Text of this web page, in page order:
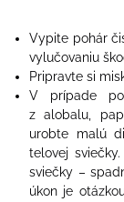
Vypite pohár
vylučovaniu
Pripravte si
V prípade
z alobalu,
urobte malú
telovej
sviečky –
úkon je